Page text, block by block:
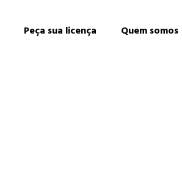
Peça sua licença Quem somos